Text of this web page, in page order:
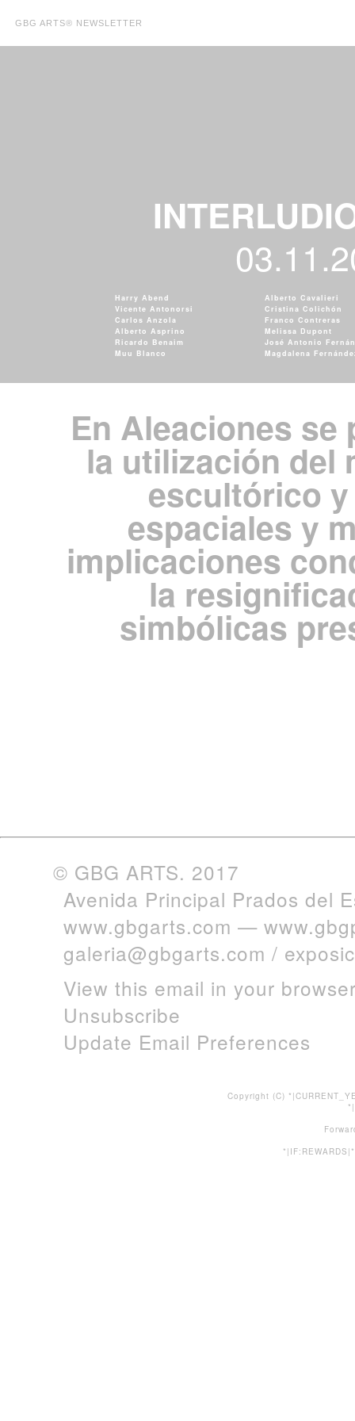
GBG ARTS® NEWSLETTER
Harry Abend
Vicente Antonorsi
Carlos Anzola
Alberto Asprino
Ricardo Benaim
Muu Blanco
Alberto Cavalieri
Cristina Colichón
Franco Contreras
Melissa Dupont
José Antonio
Magdalena
En Aleaciones se
la utilización del
escultórico
espaciales y
implicaciones
la
simbólicas
© GBG ARTS. 2017
Avenida Principal Prados del
www.gbgarts.com —
galeria@gbgarts.com /
View this email in your
Unsubscribe
Update Email Preferences
Copyright (C)